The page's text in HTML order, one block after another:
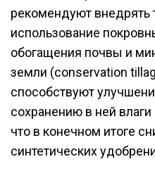
рекомендуют внедрять
использование
обогащения почвы и
земли (conservation
способствуют
сохранению в ней
что в конечном итоге
синтетических